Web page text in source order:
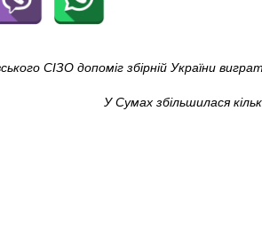
СІЗО допоміг збірній України
У Сумах збільшилася